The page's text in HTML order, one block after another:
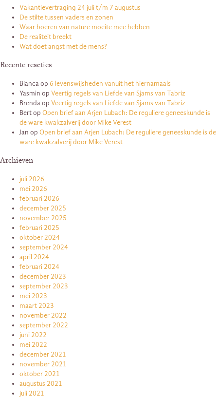
Vakantievertraging 24 juli t/m 7 augustus
De stilte tussen vaders en zonen
Waar boeren van nature moeite mee hebben
De realiteit breekt
Wat doet angst met de mens?
Recente reacties
Biancaop 6 levenswijsheden vanuit het hiernamaals
Yasmin op Veertig regels van Liefde van Sjams van Tabriz
Brendaop Veertig regels van Liefde van Sjams van Tabriz
Bertop Open brief aan Arjen Lubach: De reguliere geneeskunde is
de ware kwakzalverij door Mike Verest
Jan op Open brief aan Arjen Lubach: De reguliere geneeskunde is de
ware kwakzalverij door Mike Verest
Archieven
juli 2026
mei 2026
februari 2026
december 2025
november 2025
februari 2025
oktober 2024
september 2024
april 2024
februari 2024
december 2023
september 2023
mei 2023
maart 2023
november 2022
september 2022
juni 2022
mei 2022
december 2021
november 2021
oktober 2021
augustus 2021
juli 2021